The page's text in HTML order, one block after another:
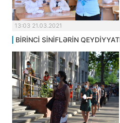
13:03 21.03.2021
BİRİNCİ SİNİFLƏRİN